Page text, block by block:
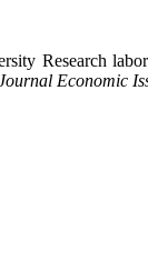
Research
Economic